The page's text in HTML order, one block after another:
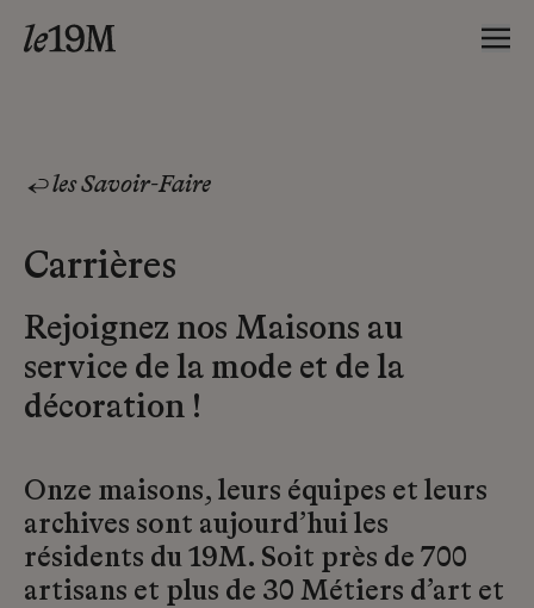
les Savoir-Faire
Carrières
Rejoignez nos Maisons au
service de la mode et de la
décoration !
Onze maisons, leurs équipes et leurs
archives sont aujourd’hui les
résidents du 19M. Soit près de 700
artisans et plus de 30 Métiers d’art et